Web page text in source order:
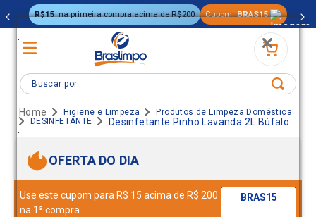
.
.
R$15 na primeira compra acima de R$200 Cupom: BRAS15
Buscar por...
Higiene e Limpeza
Produtos de Limpeza Doméstica
DESINFETANTE
Desinfetante Pinho Lavanda 2L Búfalo
OFERTA DO DIA
Use este cupom para R$ 15 acima de R$ 200
na 1ª compra
BRAS15